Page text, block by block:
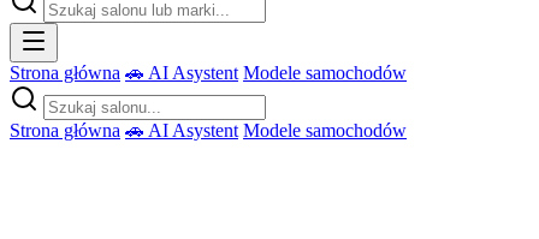
Strona główna 🚗 AI Asystent Modele samochodów
Strona główna 🚗 AI Asystent Modele samochodów